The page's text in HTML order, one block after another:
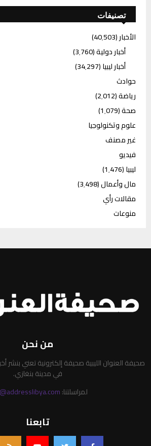
تصنيفات
الأخبار(40٬503)
أخبار دولية(3٬760)
أخبار ليبيا(34٬297)
حوادث
رياضة(2٬012)
صحة(1٬079)
علوم وتكنولوجيا
غير مصنف
فيديو
ليبيا(1٬476)
مال وأعمال(3٬498)
مقالات رأي
منوعات
من نحن
في مدينة بنغازي.
لمراسلتنا:
تابعنا